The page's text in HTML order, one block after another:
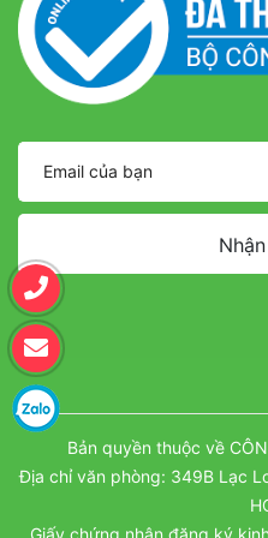
Bản quyền thuộc về
Địa chỉ văn phòng: 349B Lạc
Giấy chứng nhận đăng ký